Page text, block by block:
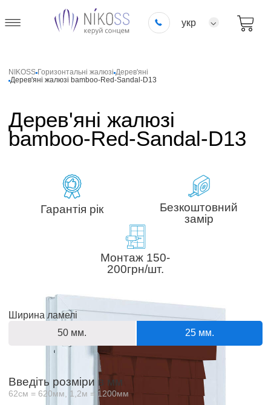
укр
NIKOSS Горизонтальні жалюзі Дерев'яні
Дерев'яні жалюзі bamboo-Red-Sandal-D13
Дерев'яні жалюзі
bamboo-Red-Sandal-D13
Гарантія рік
Безкоштовний
замір
Монтаж 150-
200грн/шт.
Ширина ламелі
50 мм.
25 мм.
Введіть розміри в мм
62см = 620мм, 1,2м = 1200мм